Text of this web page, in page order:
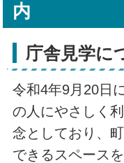
内
庁舎見学
令和4年9月20日
の人にやさしく
念としており、
できるスペース